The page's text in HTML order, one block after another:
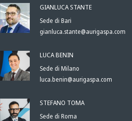
GIANLUCA STANTE
Sede di Bari
gianluca.stante@aurigaspa.com
LUCA BENIN
Sede di Milano
luca.benin@aurigaspa.com
STEFANO TOMA
Sede di Roma